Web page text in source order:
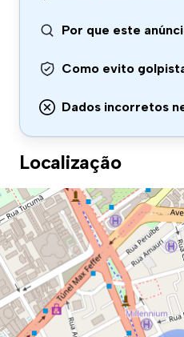
Por que este
Como evito
Dados incorretos
Localização